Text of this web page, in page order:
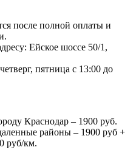
после полной оплаты и
Ейское шоссе 50/1,
пятница с 13:00 до
Краснодар – 1900 руб.
районы – 1900 руб +
руб/км.